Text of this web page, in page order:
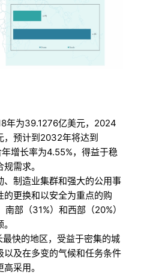
年为39.1276亿美元，2024
预计到2032年将达到
增长率为4.55%，得益于稳
需求。
、制造业集群和强大的公用事
的更换和以安全为重点的购
部（31%）和西部（20%）
最快的地区，受益于密集的城
以及在多变的气候和任务条件
采用。